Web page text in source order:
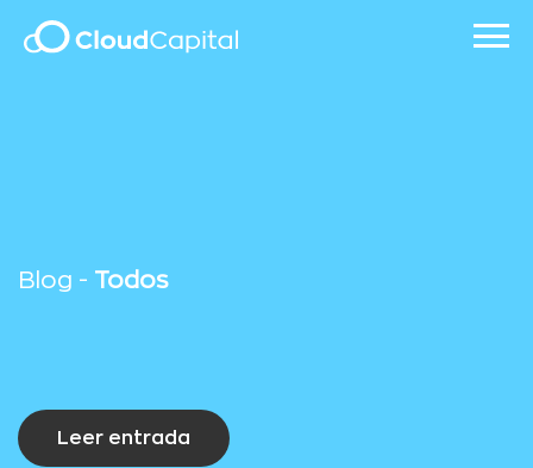
Blog - Todos
Leer entrada